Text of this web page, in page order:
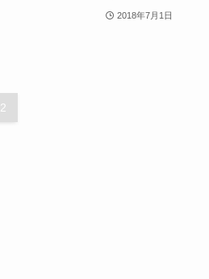
2018年7月1日
2